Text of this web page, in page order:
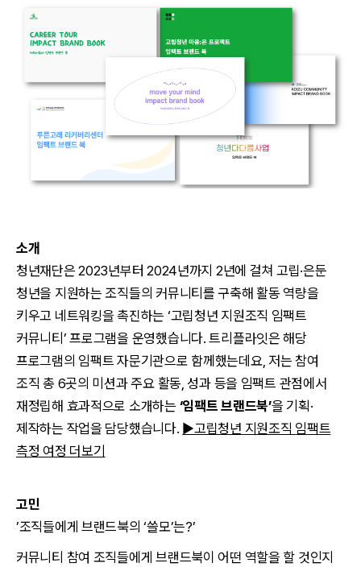
소개
청년재단은 2023년부터 2024년까지 2년에 걸쳐 고립·은둔
청년을 지원하는 조직들의 커뮤니티를 구축해 활동 역량을
키우고 네트워킹을 촉진하는 ‘고립청년 지원조직 임팩트
커뮤니티’ 프로그램을 운영했습니다. 트리플라잇은 해당
프로그램의 임팩트 자문기관으로 함께했는데요, 저는 참여
조직 총 6곳의 미션과 주요 활동, 성과 등을 임팩트 관점에서
재정립해 효과적으로 소개하는 ‘임팩트 브랜드북’을 기획·
제작하는 작업을 담당했습니다. ▶고립청년 지원조직 임팩트
측정 여정 더보기
고민
’조직들에게 브랜드북의 ‘쓸모’는?’
커뮤니티 참여 조직들에게 브랜드북이 어떤 역할을 할 것인지